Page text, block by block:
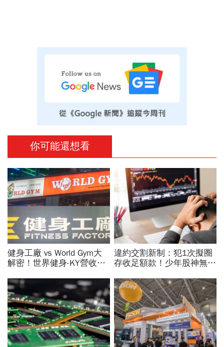
你可能還想看
健身工廠 vs World Gym大
解密！世界健身-KY營收大
課、會籍…誰才是真正賺錢
金雞母？
違約交割新制：犯1次擬圈
存收足額款！少年股神無本
違約交割後果「想貸款都
難」